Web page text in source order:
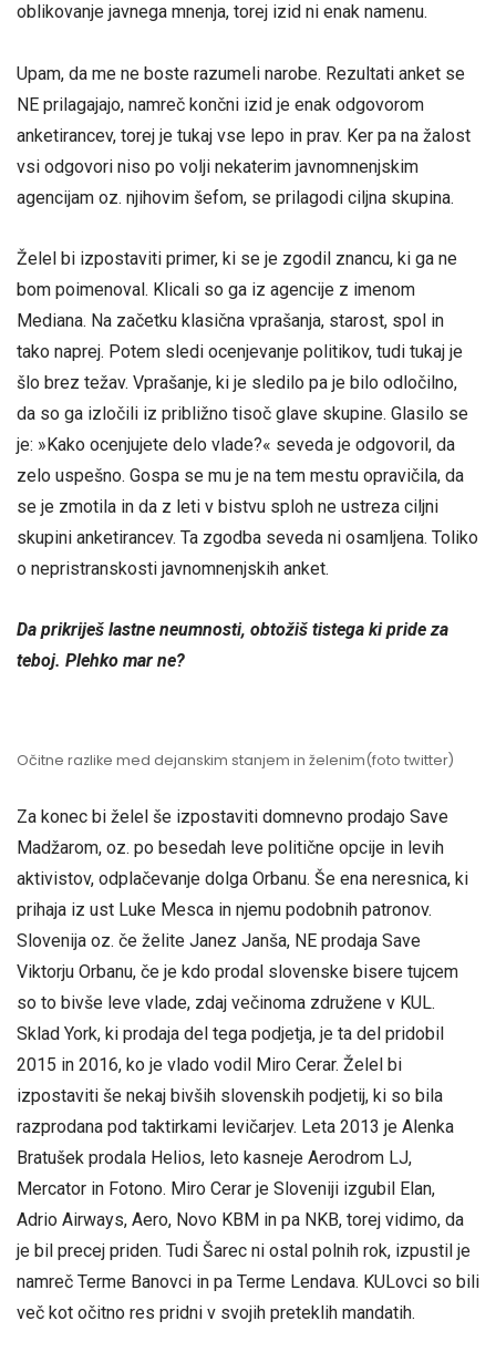
oblikovanje javnega mnenja, torej izid ni enak namenu.
Upam, da me ne boste razumeli narobe. Rezultati anket se
NE prilagajajo, namreč končni izid je enak odgovorom
anketirancev, torej je tukaj vse lepo in prav. Ker pa na žalost
vsi odgovori niso po volji nekaterim javnomnenjskim
agencijam oz. njihovim šefom, se prilagodi ciljna skupina.
Želel bi izpostaviti primer, ki se je zgodil znancu, ki ga ne
bom poimenoval. Klicali so ga iz agencije z imenom
Mediana. Na začetku klasična vprašanja, starost, spol in
tako naprej. Potem sledi ocenjevanje politikov, tudi tukaj je
šlo brez težav. Vprašanje, ki je sledilo pa je bilo odločilno,
da so ga izločili iz približno tisoč glave skupine. Glasilo se
je: »Kako ocenjujete delo vlade?« seveda je odgovoril, da
zelo uspešno. Gospa se mu je na tem mestu opravičila, da
se je zmotila in da z leti v bistvu sploh ne ustreza ciljni
skupini anketirancev. Ta zgodba seveda ni osamljena. Toliko
o nepristranskosti javnomnenjskih anket.
Da prikriješ lastne neumnosti, obtožiš tistega ki pride za
teboj. Plehko mar ne?
Očitne razlike med dejanskim stanjem in želenim(foto twitter)
Za konec bi želel še izpostaviti domnevno prodajo Save
Madžarom, oz. po besedah leve politične opcije in levih
aktivistov, odplačevanje dolga Orbanu. Še ena neresnica, ki
prihaja iz ust Luke Mesca in njemu podobnih patronov.
Slovenija oz. če želite Janez Janša, NE prodaja Save
Viktorju Orbanu, če je kdo prodal slovenske bisere tujcem
so to bivše leve vlade, zdaj večinoma združene v KUL.
Sklad York, ki prodaja del tega podjetja, je ta del pridobil
2015 in 2016, ko je vlado vodil Miro Cerar. Želel bi
izpostaviti še nekaj bivših slovenskih podjetij, ki so bila
razprodana pod taktirkami levičarjev. Leta 2013 je Alenka
Bratušek prodala Helios, leto kasneje Aerodrom LJ,
Mercator in Fotono. Miro Cerar je Sloveniji izgubil Elan,
Adrio Airways, Aero, Novo KBM in pa NKB, torej vidimo, da
je bil precej priden. Tudi Šarec ni ostal polnih rok, izpustil je
namreč Terme Banovci in pa Terme Lendava. KULovci so bili
več kot očitno res pridni v svojih preteklih mandatih.